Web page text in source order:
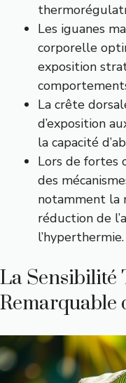
Les iguanes
corporelle
exposition
La crête
d’exposition
la capacité
Lors de fortes
des
notamment la
réduction de
l’hyperthermie.
La Sensibilité
Remarquable